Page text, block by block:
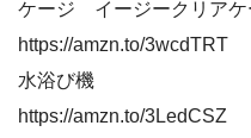
ケージ イージークリアケ
https://amzn.to/3wcdTRT
水浴び機
https://amzn.to/3LedCSZ